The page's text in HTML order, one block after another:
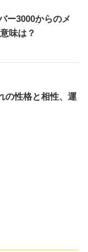
ー3000からのメ
味は？
の性格と相性、運